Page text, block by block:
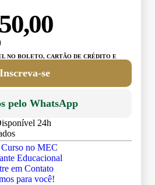
NO BOLETO, CARTÃO DE CRÉDITO E
Inscreva-se
pelo WhatsApp
24h
no MEC
Educacional
em Contato
para você!